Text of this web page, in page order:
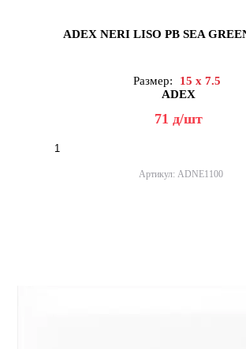
ADEX NERI LISO PB SEA
Размер:
15 x 7.5
ADEX
71 д/шт
Артикул: ADNE1100